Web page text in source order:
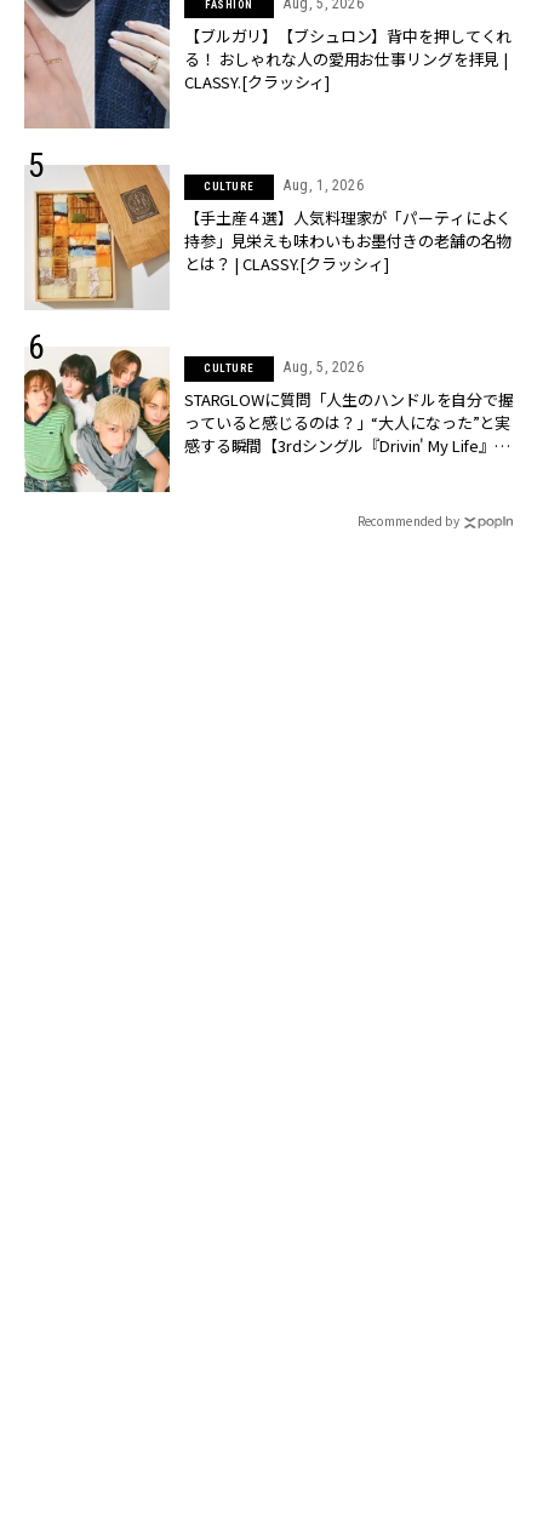
FASHION
【ブルガリ】【ブシュロン】背中を押してくれ
る！ おしゃれな人の愛用お仕事リングを拝見 |
CLASSY.[クラッシィ]
CULTURE Aug, 1, 2026
【手土産４選】人気料理家が「パーティによく
持参」見栄えも味わいもお墨付きの老舗の名物
とは？ | CLASSY.[クラッシィ]
CULTURE Aug, 5, 2026
STARGLOWに質問「人生のハンドルを自分で握
っていると感じるのは？」“大️人になった”と実
感する瞬間【3rdシングル『Drivin' My Life』発
Recommended by